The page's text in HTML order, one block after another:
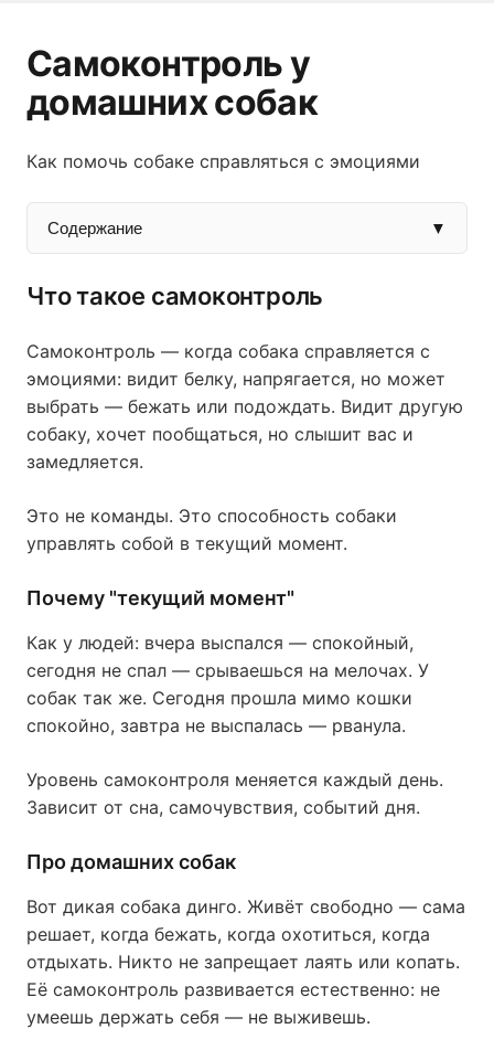
Самоконтроль у
домашних собак
Как помочь собаке справляться с эмоциями
Содержание ▼
Что такое самоконтроль
Самоконтроль — когда собака справляется с
эмоциями: видит белку, напрягается, но может
выбрать — бежать или подождать. Видит другую
собаку, хочет пообщаться, но слышит вас и
замедляется.
Это не команды. Это способность собаки
управлять собой в текущий момент.
Почему "текущий момент"
Как у людей: вчера выспался — спокойный,
сегодня не спал — срываешься на мелочах. У
собак так же. Сегодня прошла мимо кошки
спокойно, завтра не выспалась — рванула.
Уровень самоконтроля меняется каждый день.
Зависит от сна, самочувствия, событий дня.
Про домашних собак
Вот дикая собака динго. Живёт свободно — сама
решает, когда бежать, когда охотиться, когда
отдыхать. Никто не запрещает лаять или копать.
Её самоконтроль развивается естественно: не
умеешь держать себя — не выживешь.